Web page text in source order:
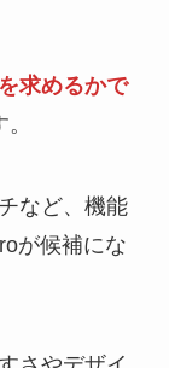
求めるかで
など、機能
が候補にな